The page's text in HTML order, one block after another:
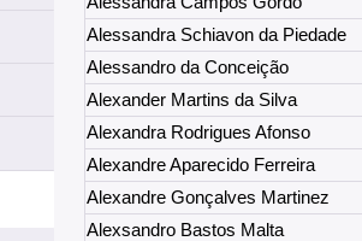
Alessandra Schiavon da Piedade
Alessandro da Conceição
Alexander Martins da Silva
Alexandra Rodrigues Afonso
Alexandre Aparecido Ferreira
Alexandre Gonçalves Martinez
Alexsandro Bastos Malta